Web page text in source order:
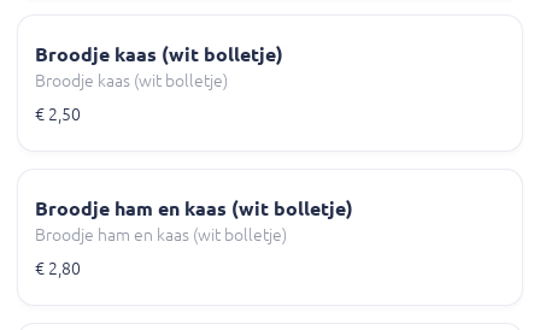
Broodje kaas (wit bolletje)
Broodje kaas (wit bolletje)
€ 2,50
Broodje ham en kaas (wit bolletje)
Broodje ham en kaas (wit bolletje)
€ 2,80